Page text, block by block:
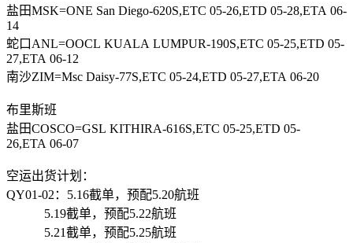
盐田MSK=ONE San Diego-620S,ETC 05-26,ETD 05-28,ETA 06-
14
蛇口ANL=OOCL KUALA LUMPUR-190S,ETC 05-25,ETD 05-
27,ETA 06-12
南沙ZIM=Msc Daisy-77S,ETC 05-24,ETD 05-27,ETA 06-20
布里斯班
盐田COSCO=GSL KITHIRA-616S,ETC 05-25,ETD 05-
26,ETA 06-07
空运出货计划：
QY01-02：5.16截单，预配5.20航班
5.19截单，预配5.22航班
5.21截单，预配5.25航班